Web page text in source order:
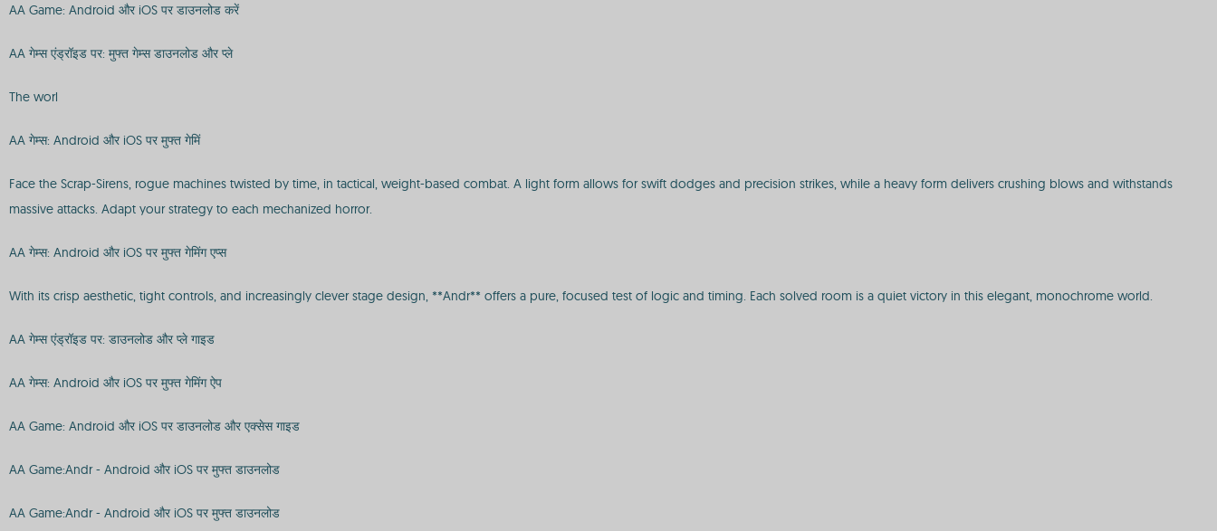
AA Game: Android और iOS पर डाउनलोड करें
AA गेम्स एंड्रॉइड पर: मुफ्त गेम्स डाउनलोड और प्ले
The worl
AA गेम्स: Android और iOS पर मुफ्त गेमिं
Face the Scrap-Sirens, rogue machines twisted by time, in tactical, weight-based combat. A light form allows for swift dodges and precision strikes, while a heavy form delivers crushing blows and withstands
massive attacks. Adapt your strategy to each mechanized horror.
AA गेम्स: Android और iOS पर मुफ्त गेमिंग एप्स
With its crisp aesthetic, tight controls, and increasingly clever stage design, **Andr** offers a pure, focused test of logic and timing. Each solved room is a quiet victory in this elegant, monochrome world.
AA गेम्स एंड्रॉइड पर: डाउनलोड और प्ले गाइड
AA गेम्स: Android और iOS पर मुफ्त गेमिंग ऐप
AA Game: Android और iOS पर डाउनलोड और एक्सेस गाइड
AA Game:Andr - Android और iOS पर मुफ्त डाउनलोड
AA Game:Andr - Android और iOS पर मुफ्त डाउनलोड